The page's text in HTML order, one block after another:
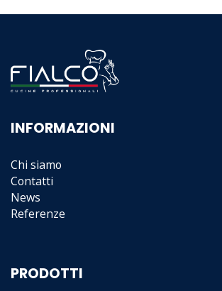
INFORMAZIONI
Chi siamo
Contatti
News
Referenze
PRODOTTI